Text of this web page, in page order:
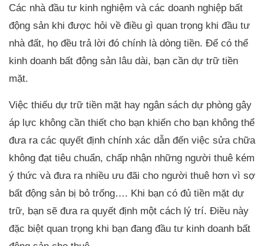
Các nhà đầu tư kinh nghiệm và các doanh nghiệp bất
động sản khi được hỏi về điều gì quan trọng khi đầu tư
nhà đất, họ đều trả lời đó chính là dòng tiền. Để có thể
kinh doanh bất động sản lâu dài, bạn cần dự trữ tiền
mặt.
Việc thiếu dự trữ tiền mặt hay ngân sách dự phòng gây
áp lực không cần thiết cho bạn khiến cho bạn không thể
đưa ra các quyết định chính xác dẫn đến việc sửa chữa
không đạt tiêu chuẩn, chấp nhận những người thuê kém
ý thức và đưa ra nhiều ưu đãi cho người thuê hơn vì sợ
bất động sản bị bỏ trống…. Khi bạn có đủ tiền mặt dự
trữ, bạn sẽ đưa ra quyết định một cách lý trí. Điều này
đặc biệt quan trọng khi bạn đang đầu tư kinh doanh bất